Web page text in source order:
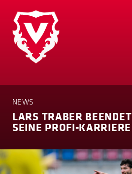
NEWS
LARS TRABER BEENDET
SEINE PROFI-KARRIERE